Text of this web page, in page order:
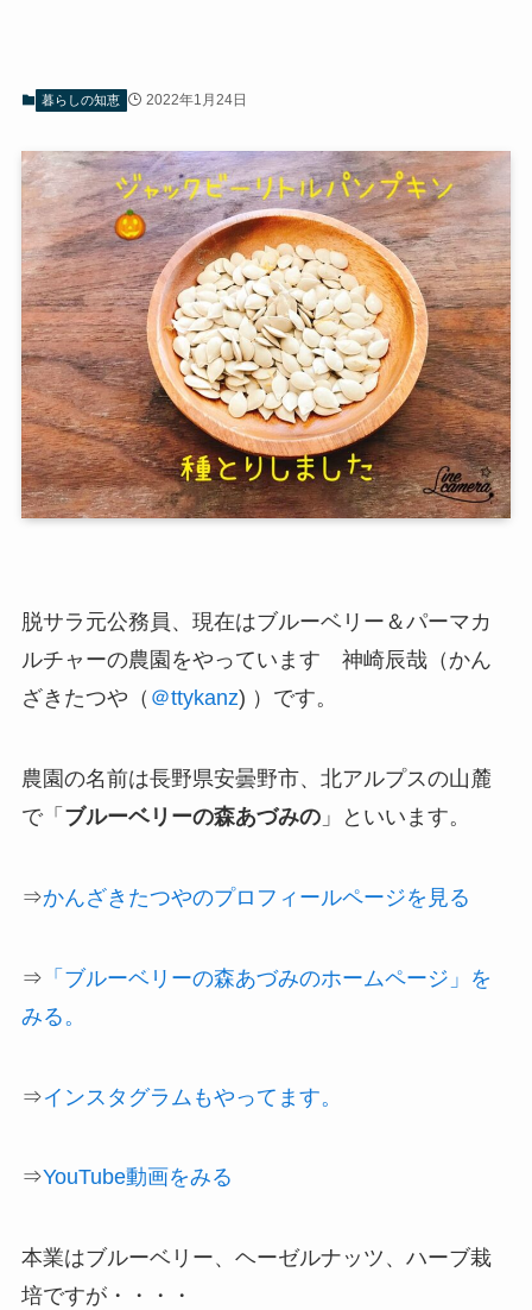
暮らしの知恵 2022年1月24日
脱サラ元公務員、現在はブルーベリー＆パーマカ
ルチャーの農園 をやっています 神崎辰哉（かん
ざきたつや（ ＠ttykanz) ）です。
農園の名前は長野県安曇野市、北アルプスの山麓
で「 ブルーベリーの森あづみの」といいます。
⇒かんざきたつやのプロフィールページを見る
⇒ 「ブルーベリーの森あづみのホームページ」を
みる。
⇒インスタグラムもやってます。
⇒YouTube動画をみる
本業はブルーベリー、ヘーゼルナッツ、ハーブ栽
培ですが・・・・